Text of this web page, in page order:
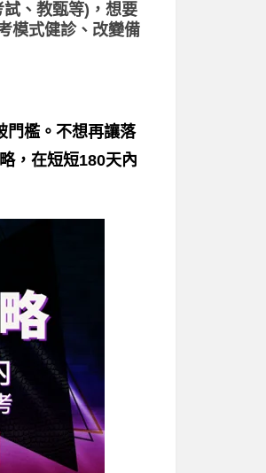
、教甄等)，想要
模式健診、改變備
門檻。不想再讓落
，在短短180天內